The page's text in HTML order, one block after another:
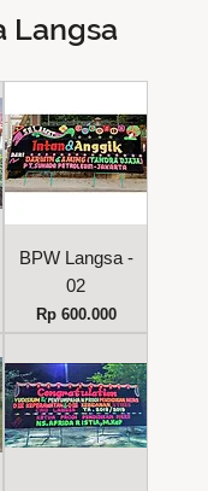
Langsa
BPW Langsa -
02
Harga
Rp 600.000